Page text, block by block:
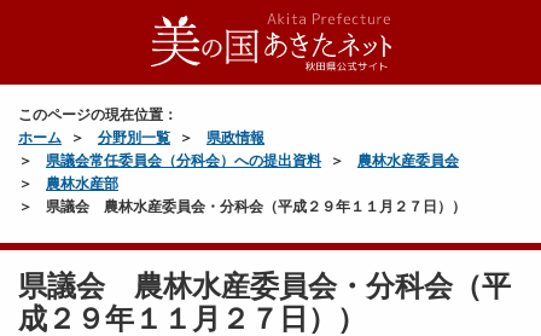
このページの現在位置：
ホーム
分野別一覧
県政情報
県議会常任委員会（分科会）への提出資料
農林水産委員会
農林水産部
県議会 農林水産委員会・分科会（平成２９年１１月２７日））
県議会 農林水産委員会・分科会（平
成２９年１１月２７日））